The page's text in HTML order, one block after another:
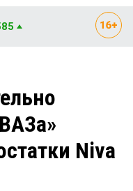
Рейтинги
Блоги
Архив
Niva